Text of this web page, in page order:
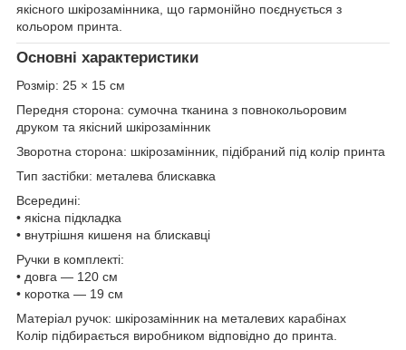
якісного шкірозамінника, що гармонійно поєднується з
кольором принта.
Основні характеристики
Розмір: 25 × 15 см
Передня сторона: сумочна тканина з повнокольоровим
друком та якісний шкірозамінник
Зворотна сторона: шкірозамінник, підібраний під колір принта
Тип застібки: металева блискавка
Всередині:
• якісна підкладка
• внутрішня кишеня на блискавці
Ручки в комплекті:
• довга — 120 см
• коротка — 19 см
Матеріал ручок: шкірозамінник на металевих карабінах
Колір підбирається виробником відповідно до принта.